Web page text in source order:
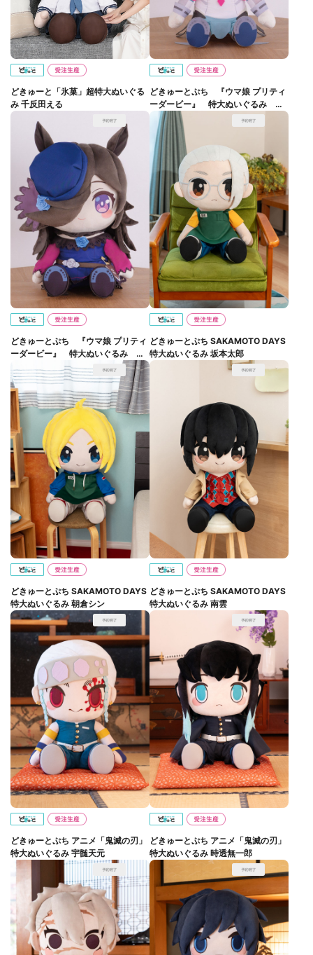
どきゅーと「氷菓」超特大ぬいぐる
み 千反田える
どきゅーとぷち 『ウマ娘 プリティ
ーダービー』 特大ぬいぐるみ ミ
ホノブルボン
どきゅーとぷち 『ウマ娘 プリティ
ーダービー』 特大ぬいぐるみ ラ
どきゅーとぷち SAKAMOTO DAYS
特大ぬいぐるみ 坂本太郎
どきゅーとぷち SAKAMOTO DAYS
特大ぬいぐるみ 朝倉シン
どきゅーとぷち SAKAMOTO DAYS
特大ぬいぐるみ 南雲
どきゅーとぷち アニメ「鬼滅の刃」
特大ぬいぐるみ 宇髄天元
どきゅーとぷち アニメ「鬼滅の刃」
特大ぬいぐるみ 時透無一郎